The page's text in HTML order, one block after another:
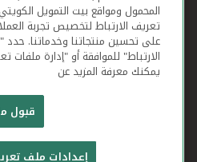
بيت التمويل الكويتي جميع
شروط وأحكام استخدام
المحمول ومواقع بيت التمويل
تعريف الارتباط لتخصيص تجربة
على تحسين منتجاتنا وخدماتنا.
الارتباط" للموافقة أو "إدارة ملفات
يمكنك معرفة المزيد عن
قبول
إعدادات ملف